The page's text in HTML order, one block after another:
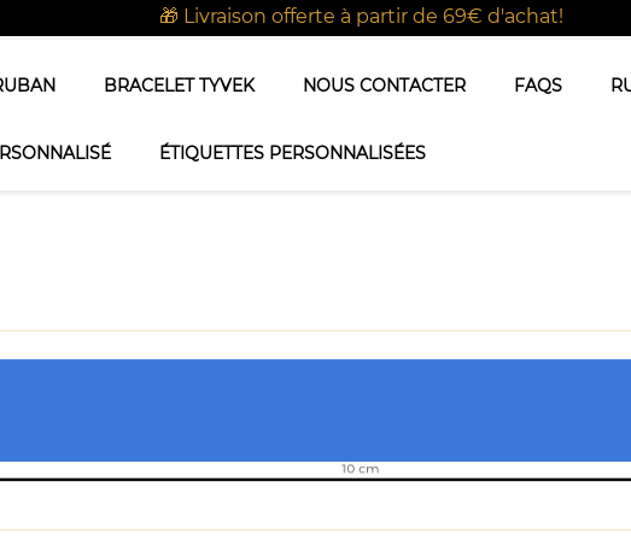
🎁 Livraison offerte à partir de 69€ d'achat!
BRACELET TYVEK NOUS CONTACTER FAQS
ÉTIQUETTES PERSONNALISÉES